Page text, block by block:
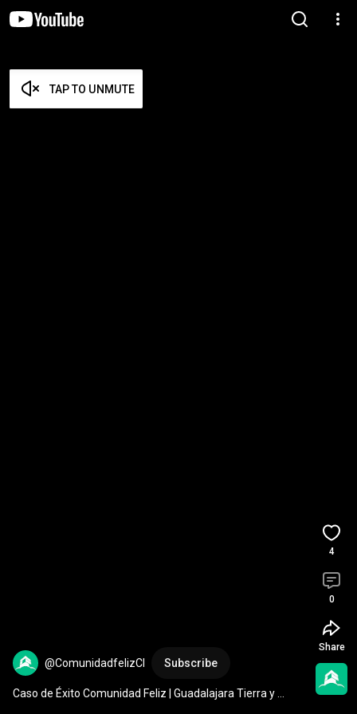
TAP TO UNMUTE
@ComunidadfelizCl Subscribe
Caso de Éxito Comunidad Feliz | Guadalajara Tierra y
4
0
Share